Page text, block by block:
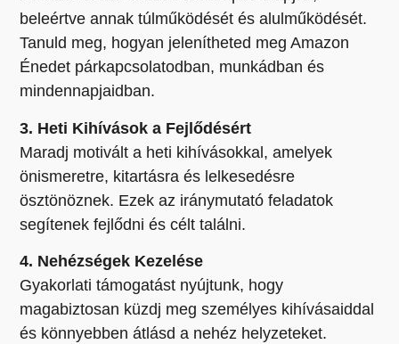
beleértve annak túlműködését és alulműködését.
Tanuld meg, hogyan jelenítheted meg Amazon
Énedet párkapcsolatodban, munkádban és
mindennapjaidban.
3. Heti Kihívások a Fejlődésért
Maradj motivált a heti kihívásokkal, amelyek
önismeretre, kitartásra és lelkesedésre
ösztönöznek. Ezek az iránymutató feladatok
segítenek fejlődni és célt találni.
4. Nehézségek Kezelése
Gyakorlati támogatást nyújtunk, hogy
magabiztosan küzdj meg személyes kihívásaiddal
és könnyebben átlásd a nehéz helyzeteket.